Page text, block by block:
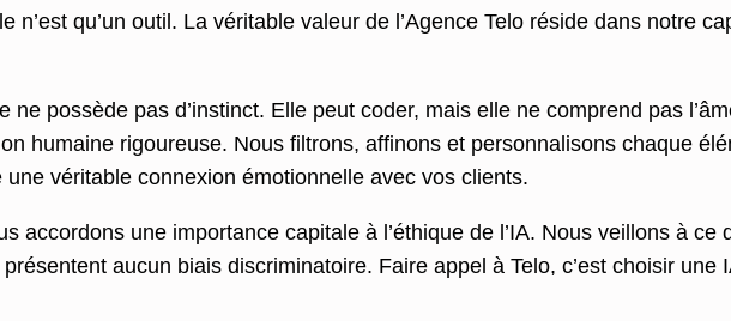
n’est qu’un outil. La véritable valeur de l’Agence Telo réside dans notre
ne possède pas d’instinct. Elle peut coder, mais elle ne comprend pas
humaine rigoureuse. Nous filtrons, affinons et personnalisons chaque
une véritable connexion émotionnelle avec vos clients.
accordons une importance capitale à l’éthique de l’IA. Nous veillons à
aucun biais discriminatoire. Faire appel à Telo, c’est choisir une